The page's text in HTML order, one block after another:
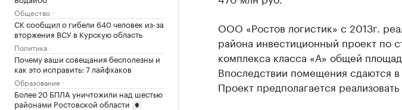
Общество
СК сообщил о гибели 640 человек из-за
вторжения ВСУ в Курскую область
Политика
Почему ваши совещания бесполезны и
как это исправить: 7 лайфхаков
Образование
Более 20 БПЛА уничтожили над шестью
районами Ростовской области
ООО «Ростов логистик» с 2013г.
района инвестиционный проект по
комплекса класса «А» общей
Впоследствии помещения сдаются
Проект предполагается